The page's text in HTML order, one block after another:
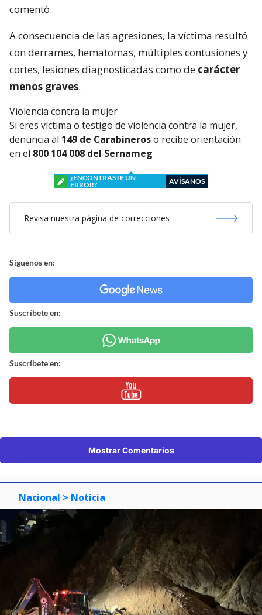
comentó.
A consecuencia de las agresiones, la víctima resultó
con derrames, hematomas, múltiples contusiones y
cortes, lesiones diagnosticadas como de carácter
menos graves.
Violencia contra la mujer
Si eres víctima o testigo de violencia contra la mujer,
denuncia al 149 de Carabineroso recibe orientación
en el 800 104 008 del Sernameg
¿ENCONTRASTE UN
ERROR?
AVÍSANOS
Revisa nuestra página de correcciones
Síguenos en:
Suscríbete en:
Suscríbete en:
Mostrar Comentarios
Nacional > Noticia